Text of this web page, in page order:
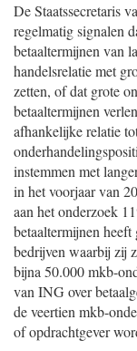
De Staatssecretaris
regelmatig signalen
betaaltermijnen van
handelsrelatie met
zetten, of dat grote
betaaltermijnen
afhankelijke relatie
instemmen met
in het voorjaar van
aan het onderzoek
betaaltermijnen
bedrijven waarbij zij
bijna 50.000 mkb-
van ING over
de veertien mkb-
of opdrachtgever